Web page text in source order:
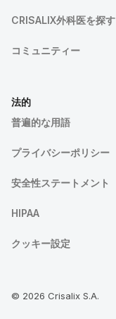
CRISALIX外科医を探す
コミュニティー
法的
普遍的な用語
プライバシーポリシー
安全性ステートメント
HIPAA
クッキー設定
© 2026 Crisalix S.A.